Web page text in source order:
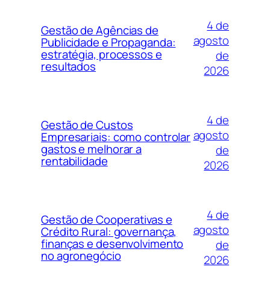
Gestão de Agências de
Publicidade e Propaganda:
estratégia, processos e
resultados
4 de
agosto
de
2026
Gestão de Custos
Empresariais: como controlar
gastos e melhorar a
rentabilidade
4 de
agosto
de
2026
Gestão de Cooperativas e
Crédito Rural: governança,
finanças e desenvolvimento
no agronegócio
4 de
agosto
de
2026